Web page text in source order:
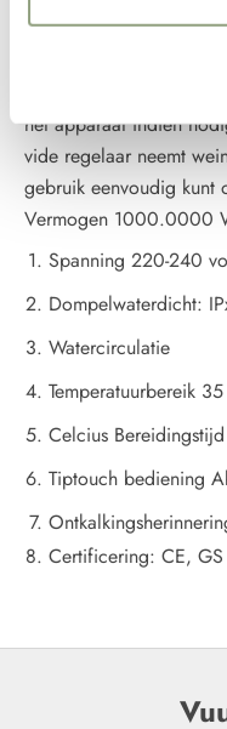
in op de gewenste tijd
het apparaat indien
vide regelaar neemt
gebruik eenvoudig kunt
Vermogen 1000.0000
Spanning 220-240
Dompelwaterdicht:
Watercirculatie
Temperatuurbereik
Celcius
Tiptouch bediening
Certificering: CE,